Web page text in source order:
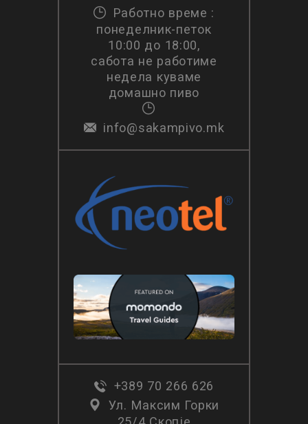
Работно време :
понеделник-петок
10:00 до 18:00,
сабота не работиме
недела куваме
домашно пиво
info@sakampivo.mk
+389 70 266 626
Ул. Максим Горки